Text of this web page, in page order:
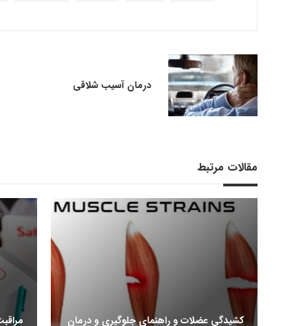
درمان آسیب شلاقی
مقالات مرتبط
کشیدگی عضلات و راهنمای جلوگیری و درمان